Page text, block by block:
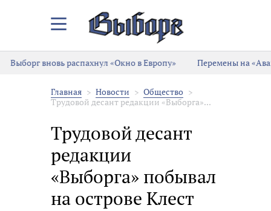
Закрыть/
меню
Выборг вновь распахнул «Окно в Европу»
Перемены на
Главная Новости
Общество
Трудовой десант редакции «Выборга»...
Трудовой десант
редакции
«Выборга» побывал
на острове Клест